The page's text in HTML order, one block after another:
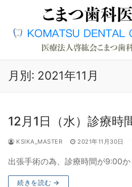
月別: 2021年11月
12月1日（水）診療時
KSIKA_MASTER 2021年11月30日
出張手術の為、診療時間が9:00
続きを読む →